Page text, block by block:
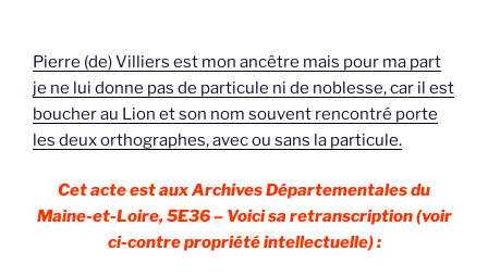
Pierre (de) Villiers est mon ancêtre mais pour ma part
je ne lui donne pas de particule ni de noblesse, car il est
boucher au Lion et son nom souvent rencontré porte
les deux orthographes, avec ou sans la particule.
Cet acte est aux Archives Départementales du
Maine-et-Loire, 5E36 – Voici sa retranscription (voir
ci-contre propriété intellectuelle) :